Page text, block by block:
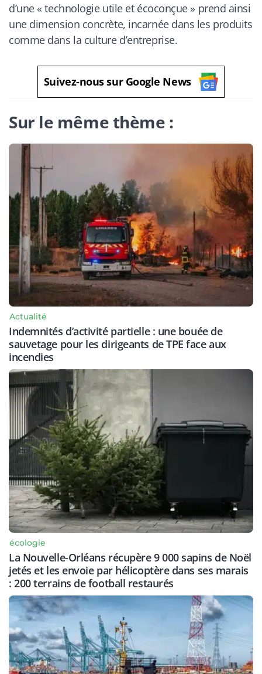
d’une « technologie utile et écoconçue » prend ainsi
une dimension concrète, incarnée dans les produits
comme dans la culture d’entreprise.
Suivez-nous sur Google News
Sur le même thème :
Actualité
Indemnités d’activité partielle : une bouée de
sauvetage pour les dirigeants de TPE face aux
incendies
écologie
La Nouvelle-Orléans récupère 9 000 sapins de Noël
jetés et les envoie par hélicoptère dans ses marais
: 200 terrains de football restaurés